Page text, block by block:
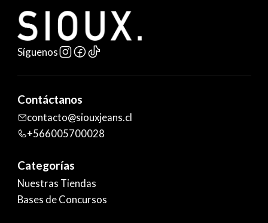
Síguenos
Contáctanos
contacto@siouxjeans.cl
+566005700028
Categorías
Nuestras Tiendas
Bases de Concursos